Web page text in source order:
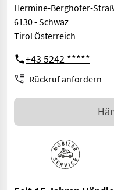
Hermine-Berghofer-
6130 - Schwaz
Tirol Österreich
+43 5242 *****
Rückruf anfordern